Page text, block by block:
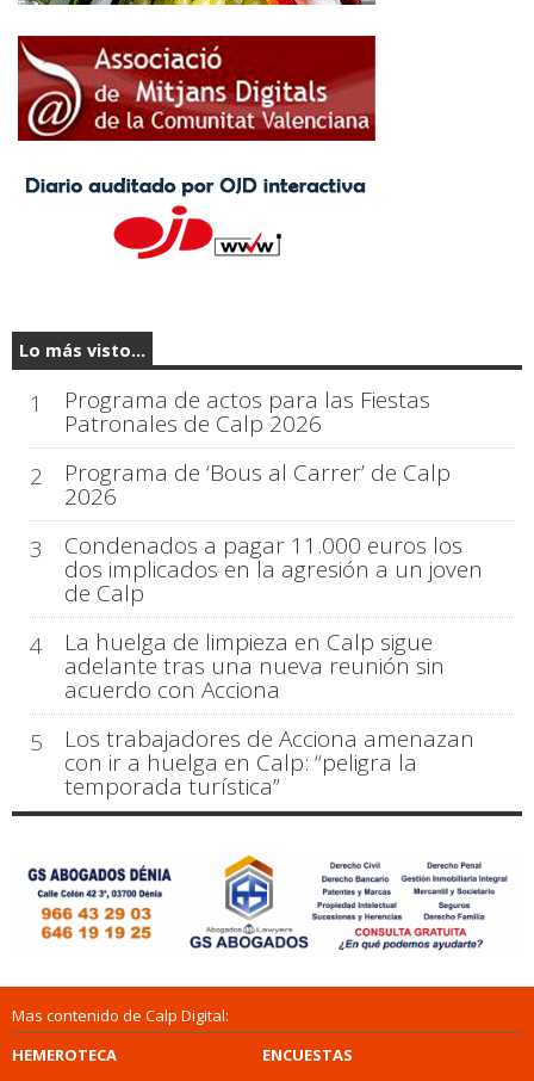
Lo más visto...
1 Programa de actos para las Fiestas
Patronales de Calp 2026
2
Programa de ‘Bous al Carrer’ de Calp
2026
3
Condenados a pagar 11.000 euros los
dos implicados en la agresión a un joven
de Calp
4
La huelga de limpieza en Calp sigue
adelante tras una nueva reunión sin
acuerdo con Acciona
5
Los trabajadores de Acciona amenazan
con ir a huelga en Calp: “peligra la
temporada turística”
Mas contenido de Calp Digital:
HEMEROTECA
ENCUESTAS